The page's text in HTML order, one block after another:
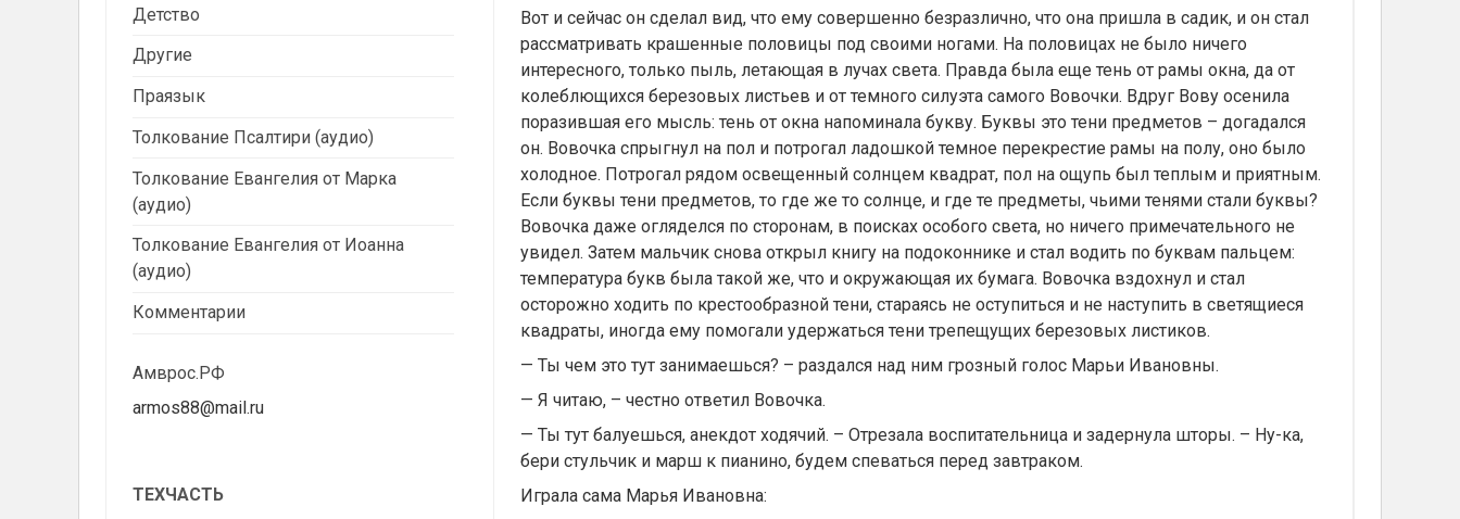
Вот и сейчас он сделал вид, что ему совершенно безразлично, что она пришла в садик, и он стал
рассматривать крашенные половицы под своими ногами. На половицах не было ничего
интересного, только пыль, летающая в лучах света. Правда была еще тень от рамы окна, да от
колеблющихся березовых листьев и от темного силуэта самого Вовочки. Вдруг Вову осенила
поразившая его мысль: тень от окна напоминала букву. Буквы это тени предметов – догадался
он. Вовочка спрыгнул на пол и потрогал ладошкой темное перекрестие рамы на полу, оно было
холодное. Потрогал рядом освещенный солнцем квадрат, пол на ощупь был теплым и приятным.
Если буквы тени предметов, то где же то солнце, и где те предметы, чьими тенями стали буквы?
Вовочка даже огляделся по сторонам, в поисках особого света, но ничего примечательного не
увидел. Затем мальчик снова открыл книгу на подоконнике и стал водить по буквам пальцем:
температура букв была такой же, что и окружающая их бумага. Вовочка вздохнул и стал
осторожно ходить по крестообразной тени, стараясь не оступиться и не наступить в светящиеся
квадраты, иногда ему помогали удержаться тени трепещущих березовых листиков.
— Ты чем это тут занимаешься? – раздался над ним грозный голос Марьи Ивановны.
— Я читаю, – честно ответил Вовочка.
— Ты тут балуешься, анекдот ходячий. – Отрезала воспитательница и задернула шторы. – Ну-ка,
бери стульчик и марш к пианино, будем спеваться перед завтраком.
Играла сама Марья Ивановна:
Детство
Другие
Праязык
Толкование Псалтири (аудио)
Толкование Евангелия от Марка
(аудио)
Толкование Евангелия от Иоанна
(аудио)
Комментарии
Амврос.РФ
armos88@mail.ru
ТЕХЧАСТЬ